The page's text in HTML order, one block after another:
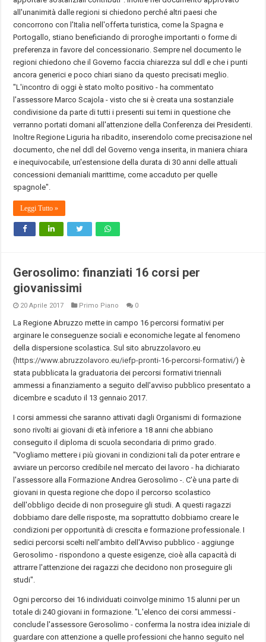
all'unanimità dalle regioni si chiedono perché altri paesi che
concorrono con l'Italia nell'offerta turistica, come la Spagna e
Portogallo, stiano beneficiando di proroghe importanti o forme di
preferenza in favore del concessionario. Sempre nel documento le
regioni chiedono che il Governo faccia chiarezza sul ddl e che i punti
ancora generici e poco chiari siano da questo precisati meglio.
"L'incontro di oggi è stato molto positivo - ha commentato
l'assessore Marco Scajola - visto che si è creata una sostanziale
condivisione da parte di tutti i presenti sui temi in questione che
verranno portati domani all'attenzione della Conferenza dei Presidenti.
Inoltre Regione Liguria ha ribadito, inserendolo come precisazione nel
documento, che nel ddl del Governo venga inserita, in maniera chiara
e inequivocabile, un'estensione della durata di 30 anni delle attuali
concessioni demaniali marittime, come accaduto per quelle
spagnole".
Leggi Tutto »
Gerosolimo: finanziati 16 corsi per
giovanissimi
20 Aprile 2017 Primo Piano 0
La Regione Abruzzo mette in campo 16 percorsi formativi per
arginare le conseguenze sociali e economiche legate al fenomeno
della dispersione scolastica. Sul sito abruzzolavoro.eu
(https://www.abruzzolavoro.eu/iefp-pronti-16-percorsi-formativi/) è
stata pubblicata la graduatoria dei percorsi formativi triennali
ammessi a finanziamento a seguito dell'avviso pubblico presentato a
dicembre e scaduto il 13 gennaio 2017.
I corsi ammessi che saranno attivati dagli Organismi di formazione
sono rivolti ai giovani di età inferiore a 18 anni che abbiano
conseguito il diploma di scuola secondaria di primo grado.
"Vogliamo mettere i più giovani in condizioni tali da poter entrare e
avviare un percorso credibile nel mercato dei lavoro - ha dichiarato
l'assessore alla Formazione Andrea Gerosolimo -. C'è una parte di
giovani in questa regione che dopo il percorso scolastico
dell'obbligo decide di non proseguire gli studi. A questi ragazzi
dobbiamo dare delle risposte, ma soprattutto dobbiamo creare le
condizioni per opportunità di crescita e formazione professionale. I
sedici percorsi scelti nell'ambito dell'Avviso pubblico - aggiunge
Gerosolimo - rispondono a queste esigenze, cioè alla capacità di
attrarre l'attenzione dei ragazzi che decidono non proseguire gli
studi".
Ogni percorso dei 16 individuati coinvolge minimo 15 alunni per un
totale di 240 giovani in formazione. "L'elenco dei corsi ammessi -
conclude l'assessore Gerosolimo - conferma la nostra idea iniziale di
guardare con attenzione a quelle professioni che hanno seguito nel